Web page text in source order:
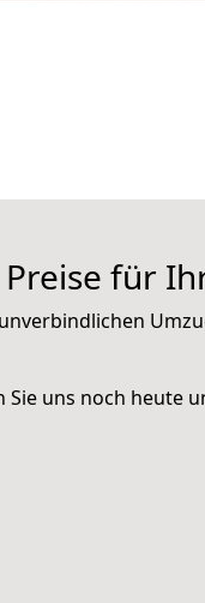
Preise für
Sie uns noch heute